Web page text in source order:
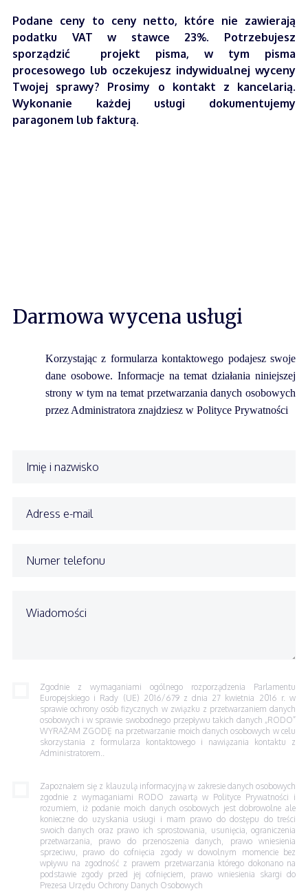
Podane ceny to ceny netto, które nie zawierają
podatku VAT w stawce 23%. Potrzebujesz
sporządzić projekt pisma, w tym pisma
procesowego lub oczekujesz indywidualnej wyceny
Twojej sprawy? Prosimy o kontakt z kancelarią.
Wykonanie każdej usługi dokumentujemy
paragonem lub fakturą.
Darmowa wycena usługi
Korzystając z formularza kontaktowego podajesz swoje
dane osobowe. Informacje na temat działania niniejszej
strony w tym na temat przetwarzania danych osobowych
przez Administratora znajdziesz w Polityce Prywatności
Zgodnie z wymaganiami ogólnego rozporządzenia Parlamentu
Europejskiego i Rady (UE) 2016/679 z dnia 27 kwietnia 2016 r. w
sprawie ochrony osób fizycznych w związku z przetwarzaniem danych
osobowych i w sprawie swobodnego przepływu takich danych „RODO”
WYRAŻAM ZGODĘ na przetwarzanie moich danych osobowych w celu
skorzystania z formularza kontaktowego i nawiązania kontaktu z
Administratorem..
Zapoznałem się z klauzulą informacyjną w zakresie danych osobowych
zgodnie z wymaganiami RODO zawartą w Polityce Prywatności i
rozumiem, iż podanie moich danych osobowych jest dobrowolne ale
konieczne do uzyskania usługi i mam prawo do dostępu do treści
swoich danych oraz prawo ich sprostowania, usunięcia, ograniczenia
przetwarzania, prawo do przenoszenia danych, prawo wniesienia
sprzeciwu, prawo do cofnięcia zgody w dowolnym momencie bez
wpływu na zgodność z prawem przetwarzania którego dokonano na
podstawie zgody przed jej cofnięciem, prawo wniesienia skargi do
Prezesa Urzędu Ochrony Danych Osobowych